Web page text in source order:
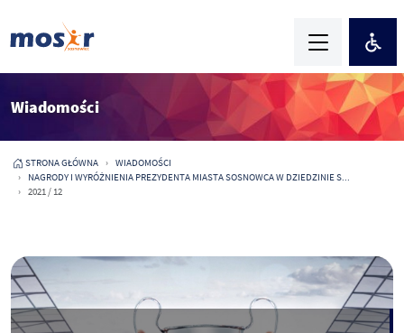
Wiadomości
STRONA GŁÓWNA
WIADOMOŚCI
NAGRODY I WYRÓŻNIENIA PREZYDENTA MIASTA SOSNOWCA W DZIEDZINIE S...
2021 / 12